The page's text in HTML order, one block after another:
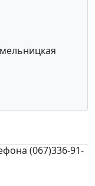
(067)336-91-